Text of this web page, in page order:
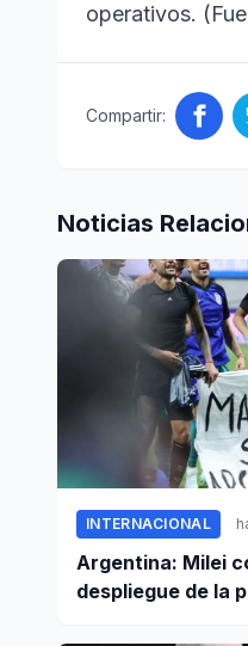
operativos.
Compartir:
Noticias
INTERNACIONAL
Argentina: Milei
despliegue de la